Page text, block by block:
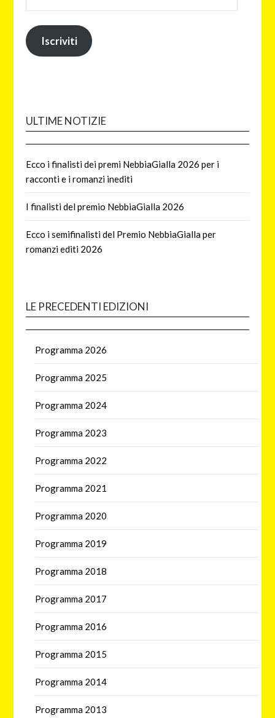
Iscriviti
ULTIME NOTIZIE
Ecco i finalisti dei premi NebbiaGialla 2026 per i
racconti e i romanzi inediti
I finalisti del premio NebbiaGialla 2026
Ecco i semifinalisti del Premio NebbiaGialla per
romanzi editi 2026
LE PRECEDENTI EDIZIONI
Programma 2026
Programma 2025
Programma 2024
Programma 2023
Programma 2022
Programma 2021
Programma 2020
Programma 2019
Programma 2018
Programma 2017
Programma 2016
Programma 2015
Programma 2014
Programma 2013